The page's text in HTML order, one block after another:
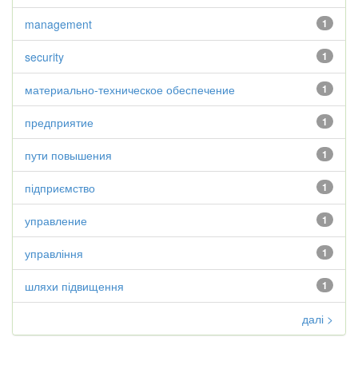
1
management
1
security
1
материально-техническое обеспечение
1
предприятие
1
пути повышения
1
підприємство
1
управление
1
управління
1
шляхи підвищення
далі >